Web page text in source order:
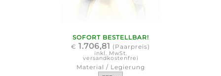
SOFORT BESTELLBAR!
€ 1.706,81 (Paarpreis)
inkl. MwSt.
versandkostenfrei
Material / Legierung